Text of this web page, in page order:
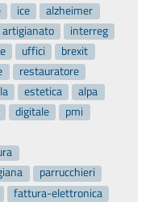
ice
alzheimer
artigianato
interreg
uffici
brexit
restauratore
estetica
alpa
digitale
pmi
parrucchieri
fattura-elettronica